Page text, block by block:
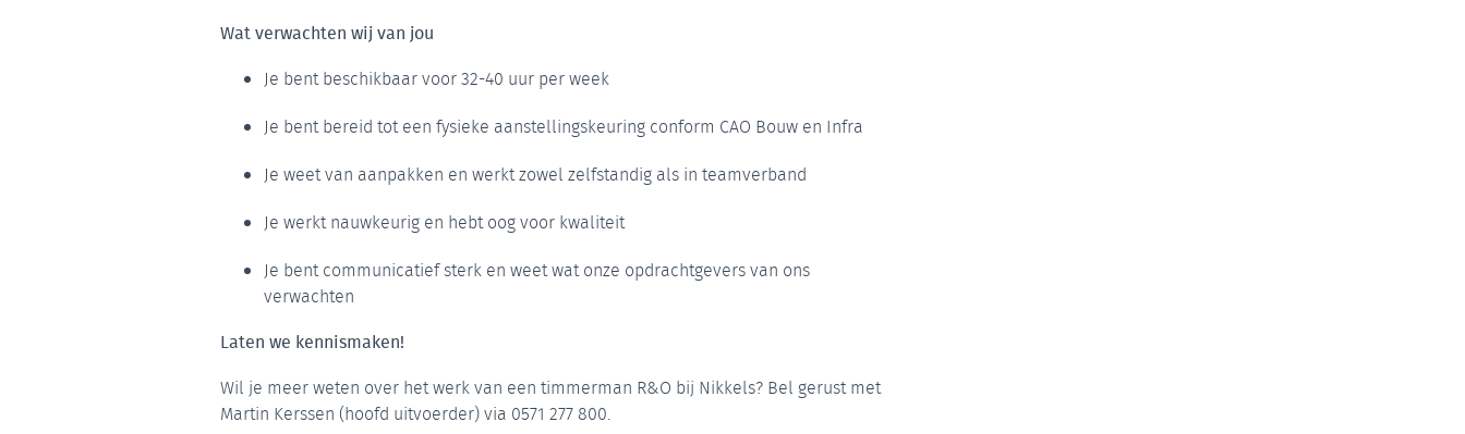
Wat verwachten wij van jou
Je bent beschikbaar voor 32-40 uur per week
Je bent bereid tot een fysieke aanstellingskeuring conform CAO Bouw en Infra
Je weet van aanpakken en werkt zowel zelfstandig als in teamverband
Je werkt nauwkeurig en hebt oog voor kwaliteit
Je bent communicatief sterk en weet wat onze opdrachtgevers van ons
verwachten
Laten we kennismaken!
Wil je meer weten over het werk van een timmerman R&O bij Nikkels? Bel gerust met
Martin Kerssen (hoofd uitvoerder) via 0571 277 800.